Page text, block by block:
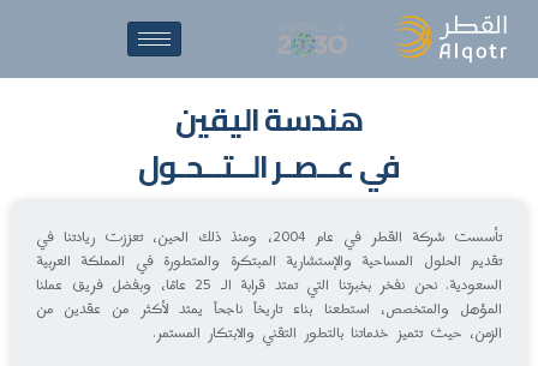
هندسةاليقين
فيعــصـرالــتــحـول
تأسست شركة القطر في عام 2004، ومنذ ذلك الحين، تعززت ريادتنا في
تقديم الحلول المساحية والإستشارية المبتكرة والمتطورة في المملكة العربية
السعودية. نحن نفخر بخبرتنا التي تمتد قرابة الـ 25 عامًا، وبفضل فريق عملنا
المؤهل والمتخصص، استطعنا بناء تاريخاً ناجحاً يمتد لأكثر من عقدين من
الزمن، حيث تتميز خدماتنا بالتطور التقني والابتكار المستمر.